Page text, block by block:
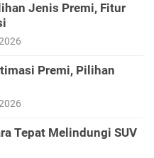
Jenis Premi, Fitur
Premi, Pilihan
Tepat Melindungi SUV